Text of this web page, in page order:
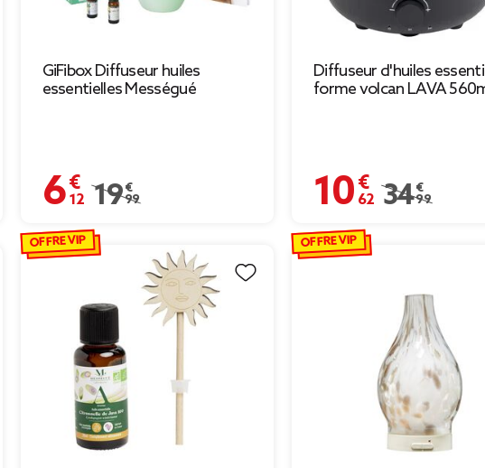
GiFibox Diffuseur huiles
essentielles Mességué
6,12 €
Prix remisé de 19,99 € à 6,12 €
19,99 €
Diffuseur d'huiles
forme volcan LAVA
10,62 €
Prix remisé de
34,99 €
OFFRE VIP OFFRE VIP